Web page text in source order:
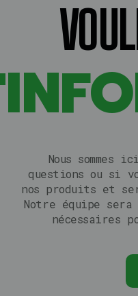
Nous sommes
questions ou si
nos produits et
Notre équipe
nécessaires